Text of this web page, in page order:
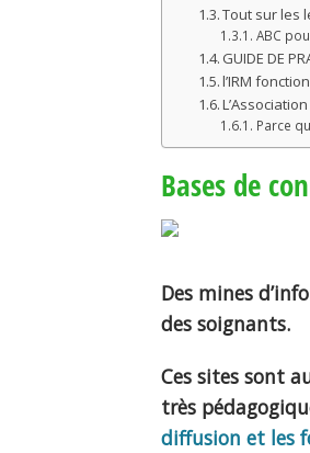
Tout sur les
ABC
GUIDE DE
l’IRM
Parce
Bases de
Des mines
des soignants.
Ces sites sont
très
diffusion et les